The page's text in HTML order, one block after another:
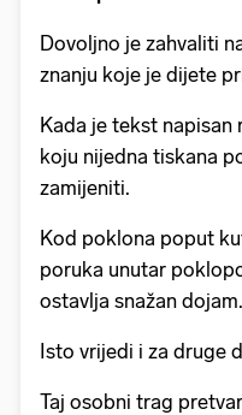
Dovoljno je zahvaliti
znanju koje je dijete
Kada je tekst
koju nijedna tiskana
zamijeniti.
Kod poklona poput
poruka unutar
ostavlja snažan dojam.
Isto vrijedi i za druge
Taj osobni trag